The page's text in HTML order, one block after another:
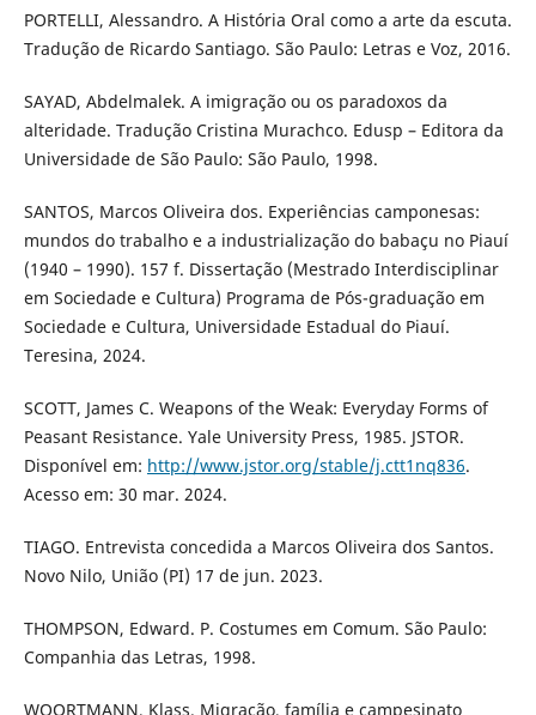
PORTELLI, Alessandro. A História Oral como a arte da escuta.
Tradução de Ricardo Santiago. São Paulo: Letras e Voz, 2016.
SAYAD, Abdelmalek. A imigração ou os paradoxos da
alteridade. Tradução Cristina Murachco. Edusp – Editora da
Universidade de São Paulo: São Paulo, 1998.
SANTOS, Marcos Oliveira dos. Experiências camponesas:
mundos do trabalho e a industrialização do babaçu no Piauí
(1940 – 1990). 157 f. Dissertação (Mestrado Interdisciplinar
em Sociedade e Cultura) Programa de Pós-graduação em
Sociedade e Cultura, Universidade Estadual do Piauí.
Teresina, 2024.
SCOTT, James C. Weapons of the Weak: Everyday Forms of
Peasant Resistance. Yale University Press, 1985. JSTOR.
Disponível em: http://www.jstor.org/stable/j.ctt1nq836.
Acesso em: 30 mar. 2024.
TIAGO. Entrevista concedida a Marcos Oliveira dos Santos.
Novo Nilo, União (PI) 17 de jun. 2023.
THOMPSON, Edward. P. Costumes em Comum. São Paulo:
Companhia das Letras, 1998.
WOORTMANN, Klass. Migração, família e campesinato